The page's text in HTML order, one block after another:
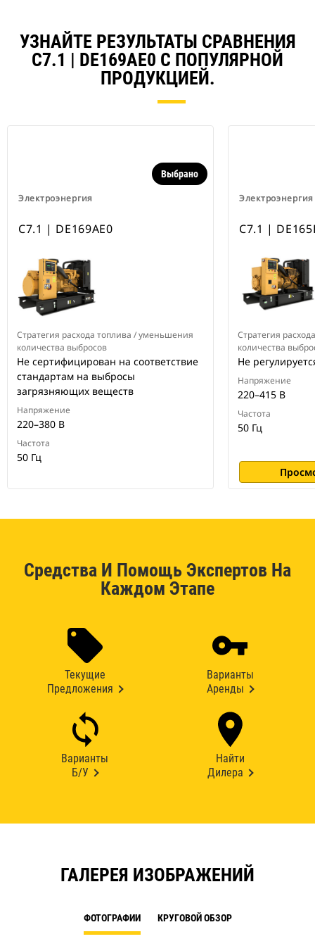
УЗНАЙТЕ РЕЗУЛЬТАТЫ СРАВНЕНИЯ
C7.1 | DE169AE0 С ПОПУЛЯРНОЙ
ПРОДУКЦИЕЙ.
Электроэнергия
Выбрано
C7.1 | DE169AE0
Стратегия расхода топлива / уменьшения
количества выбросов
Не сертифицирован на соответствие
стандартам на выбросы
загрязняющих веществ
Напряжение
220–380 В
Частота
50 Гц
Электроэнергия
C7.1 |
Стратегия
количества
Не
Напряжение
220–415 В
Частота
50 Гц
Средства И Помощь Экспертов На
Каждом Этапе
Текущие
Предложения
Варианты
Аренды
Варианты
Б/У
Найти
Дилера
ГАЛЕРЕЯ ИЗОБРАЖЕНИЙ
ФОТОГРАФИИ КРУГОВОЙ ОБЗОР